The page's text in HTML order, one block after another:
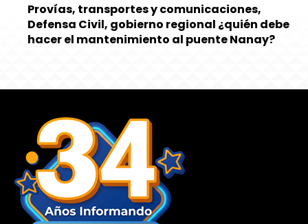
Provías, transportes y comunicaciones,
Defensa Civil, gobierno regional ¿quién debe
hacer el mantenimiento al puente Nanay?